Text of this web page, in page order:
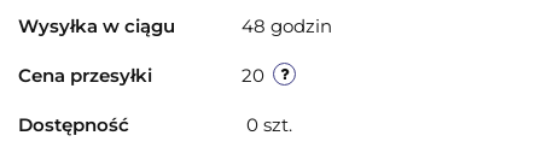
Wysyłka w ciągu 48 godzin
Cena przesyłki 20
Dostępność 0 szt.